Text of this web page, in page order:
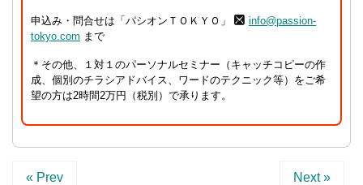
申込み・問合せは「パシオンＴＯＫＹＯ」
info@passion-
tokyo.com まで
＊その他、１対１のパーソナルセミナー（キャッチコピーの作
成、個別のチラシアドバイス、ワードのテクニック等）をご希
望の方は2時間2万円（税別）で承ります。
« Prev Next »